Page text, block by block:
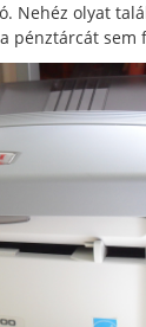
Nehéz olyat
pénztárcát sem